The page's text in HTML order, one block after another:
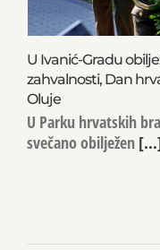
U Ivanić-Gradu
zahvalnosti, Dan
Oluje
U Parku hrvatskih
svečano obilježen